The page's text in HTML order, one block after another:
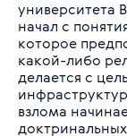
университета
начал с
которое
какой-либо
делается с
взлома